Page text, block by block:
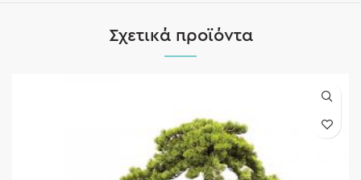
Σχετικά προϊόντα